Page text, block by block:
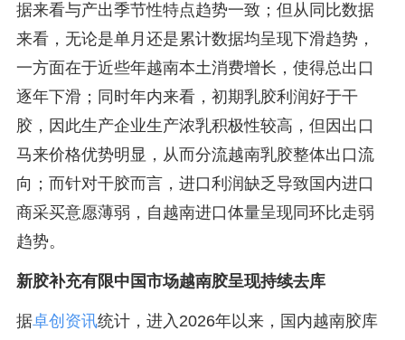
据来看与产出季节性特点趋势一致；但从同比数据
来看，无论是单月还是累计数据均呈现下滑趋势，
一方面在于近些年越南本土消费增长，使得总出口
逐年下滑；同时年内来看，初期乳胶利润好于干
胶，因此生产企业生产浓乳积极性较高，但因出口
马来价格优势明显，从而分流越南乳胶整体出口流
向；而针对干胶而言，进口利润缺乏导致国内进口
商采买意愿薄弱，自越南进口体量呈现同环比走弱
趋势。
新胶补充有限中国市场越南胶呈现持续去库
据卓创资讯统计，进入2026年以来，国内越南胶库